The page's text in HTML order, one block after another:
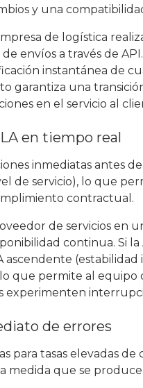
y una
de logística
envíos a través de
instantánea de
garantiza una
en el servicio al
en tiempo real
inmediatas antes
de servicio), lo que
contractual.
de servicios en
continua. Si
ascendente
que permite al equipo
experimenten
de errores
para tasas elevadas
medida que se